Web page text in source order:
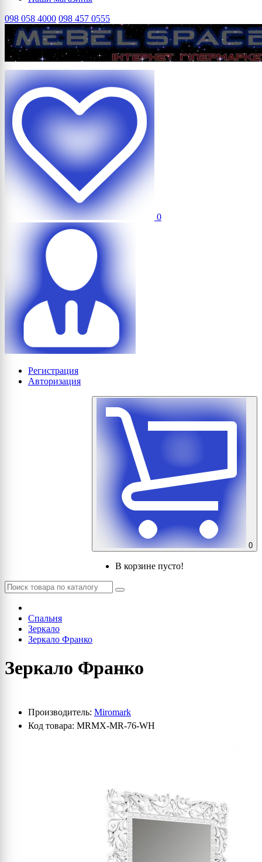
098 058 4000 098 457 0555
0
Регистрация
Авторизация
0
В корзине пусто!
Спальня
Зеркало
Зеркало Франко
Зеркало Франко
Производитель: Miromark
Код товара: MRMX-MR-76-WH